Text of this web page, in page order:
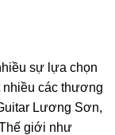
sự lựa chọn
nhiều các thương
Lương Sơn,
giới như